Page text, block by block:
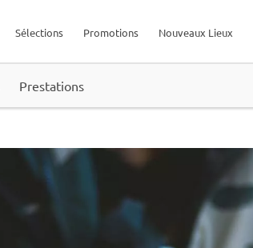
Nouveaux Lieux
Promotions
Sélections
Prestations